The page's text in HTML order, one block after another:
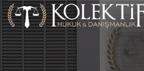
BIZ KIMIZ ?
CEZA HUKUKU
ANLAŞMALI BOŞANMA